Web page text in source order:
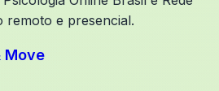
remoto e presencial.
Move